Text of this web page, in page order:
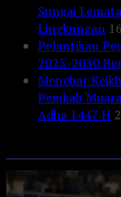
Sungai
Lingkungan
Pelantikan
2025-2030
Menebar
Pemkab
Adha 1447 H